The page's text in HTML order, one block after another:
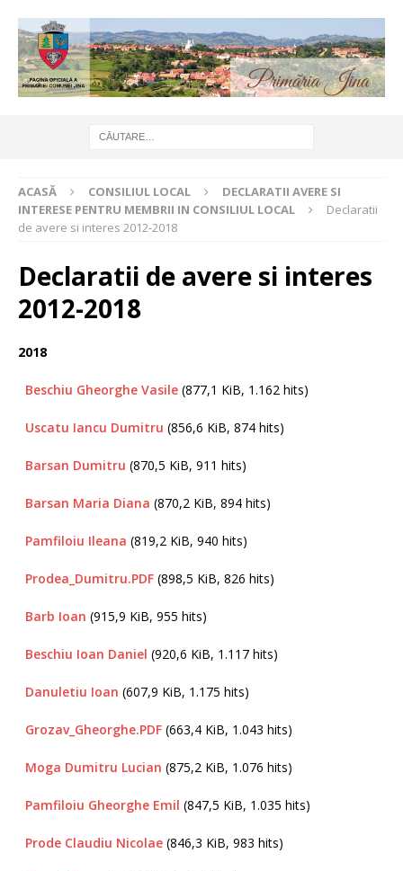
ACASĂ CONSILIUL LOCAL
DECLARATII AVERE SI
INTERESE PENTRU MEMBRII IN CONSILIUL LOCAL
Declaratii
de avere si interes 2012-2018
Declaratii de avere si interes
2012-2018
2018
Beschiu Gheorghe Vasile (877,1 KiB, 1.162 hits)
Uscatu Iancu Dumitru (856,6 KiB, 874 hits)
Barsan Dumitru (870,5 KiB, 911 hits)
Barsan Maria Diana (870,2 KiB, 894 hits)
Pamfiloiu Ileana (819,2 KiB, 940 hits)
Prodea_Dumitru.PDF (898,5 KiB, 826 hits)
Barb Ioan (915,9 KiB, 955 hits)
Beschiu Ioan Daniel (920,6 KiB, 1.117 hits)
Danuletiu Ioan (607,9 KiB, 1.175 hits)
Grozav_Gheorghe.PDF (663,4 KiB, 1.043 hits)
Moga Dumitru Lucian (875,2 KiB, 1.076 hits)
Pamfiloiu Gheorghe Emil (847,5 KiB, 1.035 hits)
Prode Claudiu Nicolae (846,3 KiB, 983 hits)